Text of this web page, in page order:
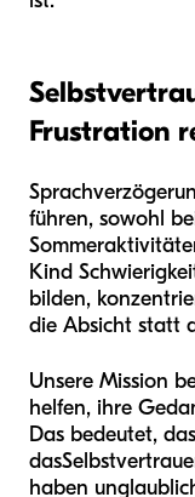
Frustration
führen, sowohl
Kind
bilden,
die Absicht statt
Unsere Mission
helfen, ihre
Das bedeutet,
das
haben